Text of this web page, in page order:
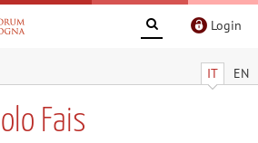
Login
IT EN
Fais